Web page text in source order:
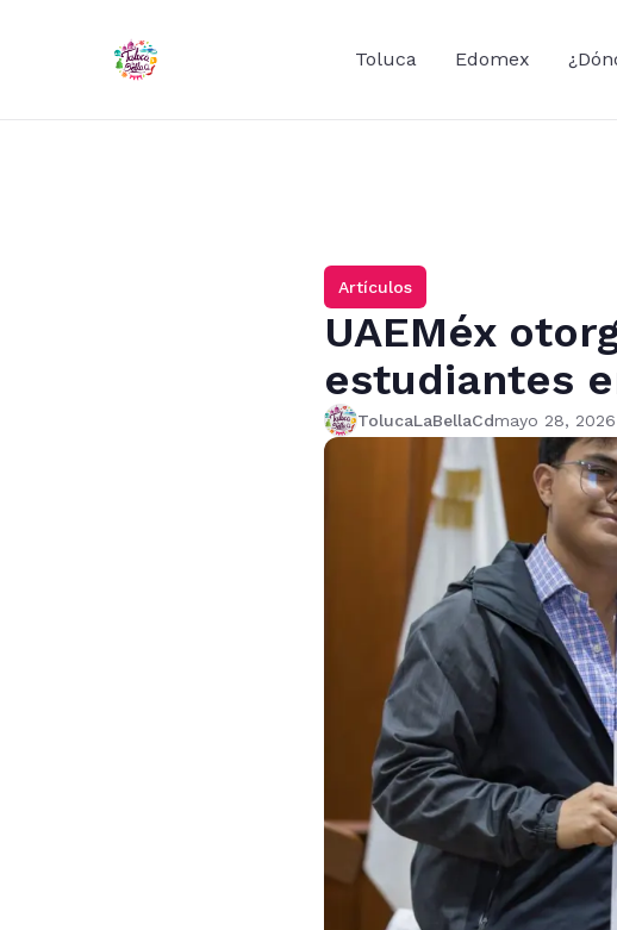
Toluca Edomex
Artículos
UAEMéx
estudiantes
TolucaLaBellaCdmayo 28, 2026